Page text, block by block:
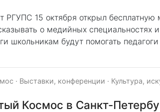
РГУПС 15 октября открыл
о медийных специальностях
школьникам будут помогать
· Выставки, конференции · Культура,
Космос в Санкт-